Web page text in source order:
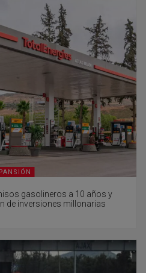
gasolineros a 10 años y
de inversiones millonarias